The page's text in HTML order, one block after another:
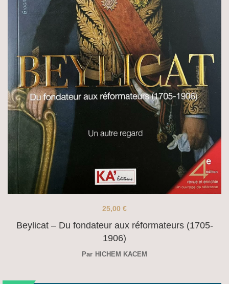
Beylicat – Du fondateur aux réformateurs (1705-
1906)
25,00 €
Par HICHEM KACEM